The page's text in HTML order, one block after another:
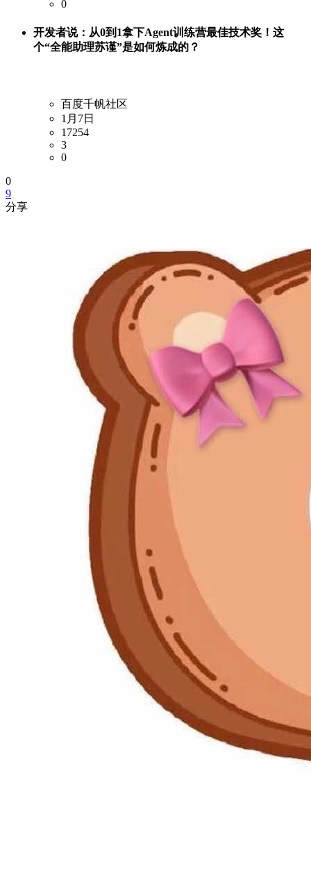
0
开发者说：从0到1拿下Agent训练营最佳技术奖！这
个“全能助理苏谨”是如何炼成的？
百度千帆社区
1月7日
17254
3
0
0
9
分享